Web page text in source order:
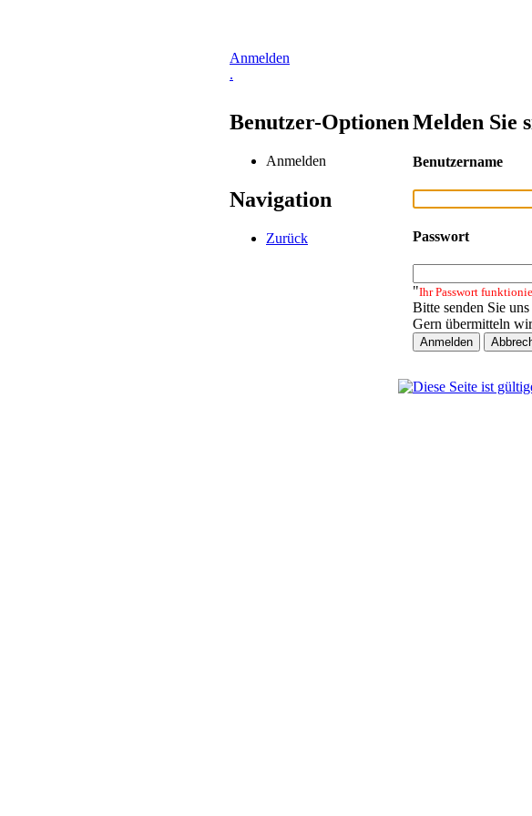
Anmelden
.
Benutzer-Optionen
Anmelden
Navigation
Zurück
Melden Sie
Benutzername
Passwort
"Ihr Passwort
Bitte senden Sie
Gern übermitteln